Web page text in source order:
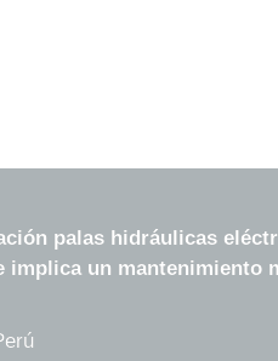
palas hidráulicas
un mantenimiento